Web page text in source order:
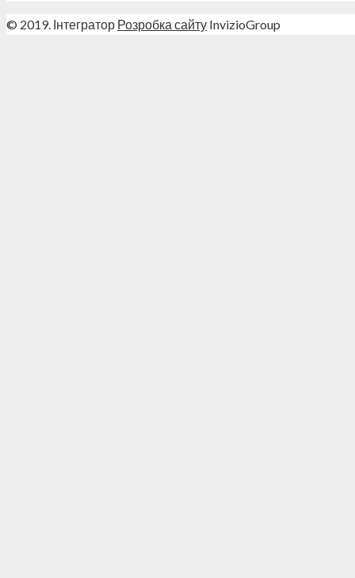
© 2019. Інтегратор Розробка сайту InvizioGroup